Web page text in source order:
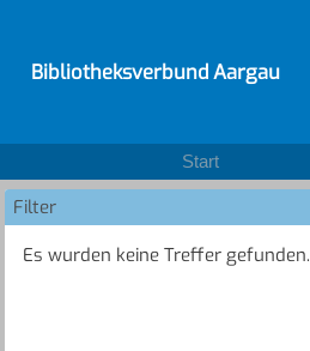
Bibliotheksverbund Aargau
Start
Filter
Es wurden keine Treffer gefunden.